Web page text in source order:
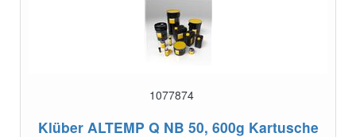
1077874
Klüber ALTEMP Q NB 50, 600g Kartusche